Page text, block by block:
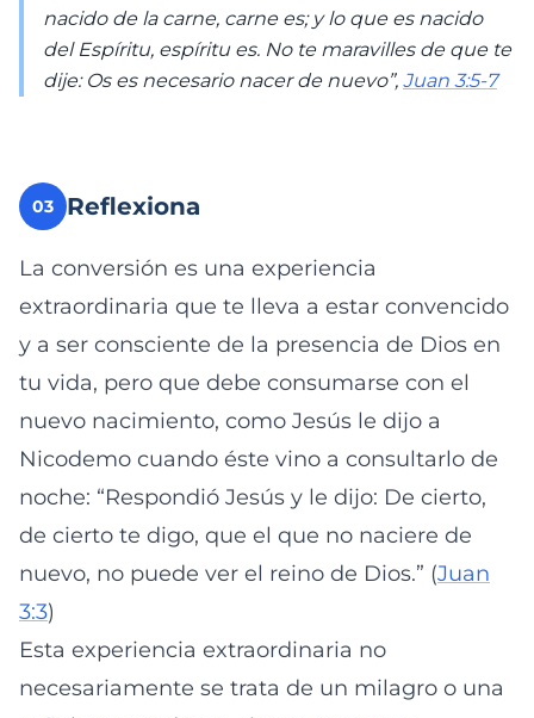
nacido de la carne, carne es; y lo que es nacido
del Espíritu, espíritu es. No te maravilles de que te
dije: Os es necesario nacer de nuevo”, Juan 3:5-7
03 Reflexiona
La conversión es una experiencia
extraordinaria que te lleva a estar convencido
y a ser consciente de la presencia de Dios en
tu vida, pero que debe consumarse con el
nuevo nacimiento, como Jesús le dijo a
Nicodemo cuando éste vino a consultarlo de
noche: “Respondió Jesús y le dijo: De cierto,
de cierto te digo, que el que no naciere de
nuevo, no puede ver el reino de Dios.” (Juan
3:3)
Esta experiencia extraordinaria no
necesariamente se trata de un milagro o una